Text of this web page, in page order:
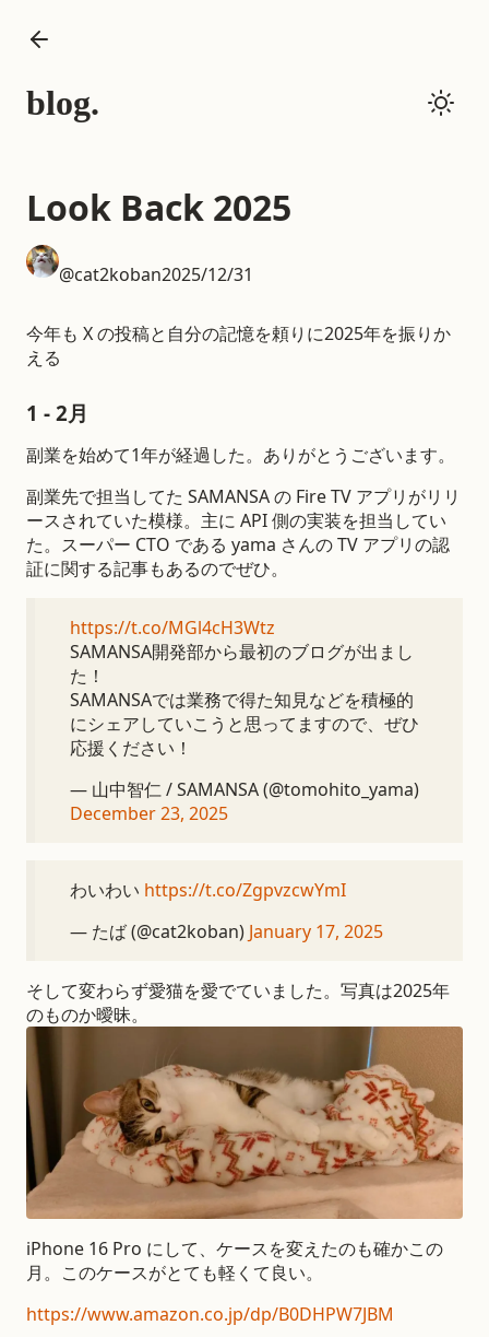
blog.
Look Back 2025
@cat2koban2025/12/31
今年も X の投稿と自分の記憶を頼りに2025年を振りか
える
1 - 2月
副業を始めて1年が経過した。ありがとうございます。
副業先で担当してた SAMANSA の Fire TV アプリがリリ
ースされていた模様。主に API 側の実装を担当してい
た。スーパー CTO である yama さんの TV アプリの認
証に関する記事もあるのでぜひ。
https://t.co/MGl4cH3Wtz
SAMANSA開発部から最初のブログが出まし
た！
SAMANSAでは業務で得た知見などを積極的
にシェアしていこうと思ってますので、ぜひ
応援ください！
— 山中智仁 / SAMANSA (@tomohito_yama)
December 23, 2025
わいわい https://t.co/ZgpvzcwYmI
— たば (@cat2koban) January 17, 2025
そして変わらず愛猫を愛でていました。写真は2025年
のものか曖昧。
iPhone 16 Pro にして、ケースを変えたのも確かこの
月。このケースがとても軽くて良い。
https://www.amazon.co.jp/dp/B0DHPW7JBM